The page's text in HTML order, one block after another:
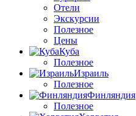
Отели
Экскурсии
Полезное
Цены
Куба
Полезное
Израиль
Полезное
Финляндия
Полезное